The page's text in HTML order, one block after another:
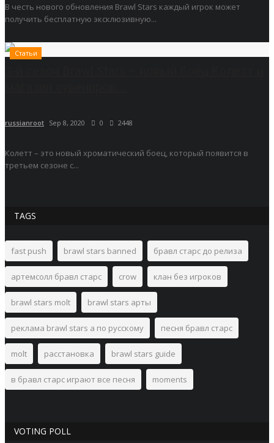
В честь нового обновления Brawl Stars каждый игрок может
получить бесплатную эксклюзивную...
Статьи
russianroot Sep 8, 2020 0 2448
Колетт – это новый хроматический боец, который появится в
третьем сезоне с...
TAGS
fast push brawl stars banned бравл старс до релиза
артемсолл бравл старс crow клан без игроков
brawl stars molt brawl stars арты
реклама brawl stars а по русскому песня бравл старс
molt расстановка brawl stars guide
в бравл старс играют все песня moments
VOTING POLL